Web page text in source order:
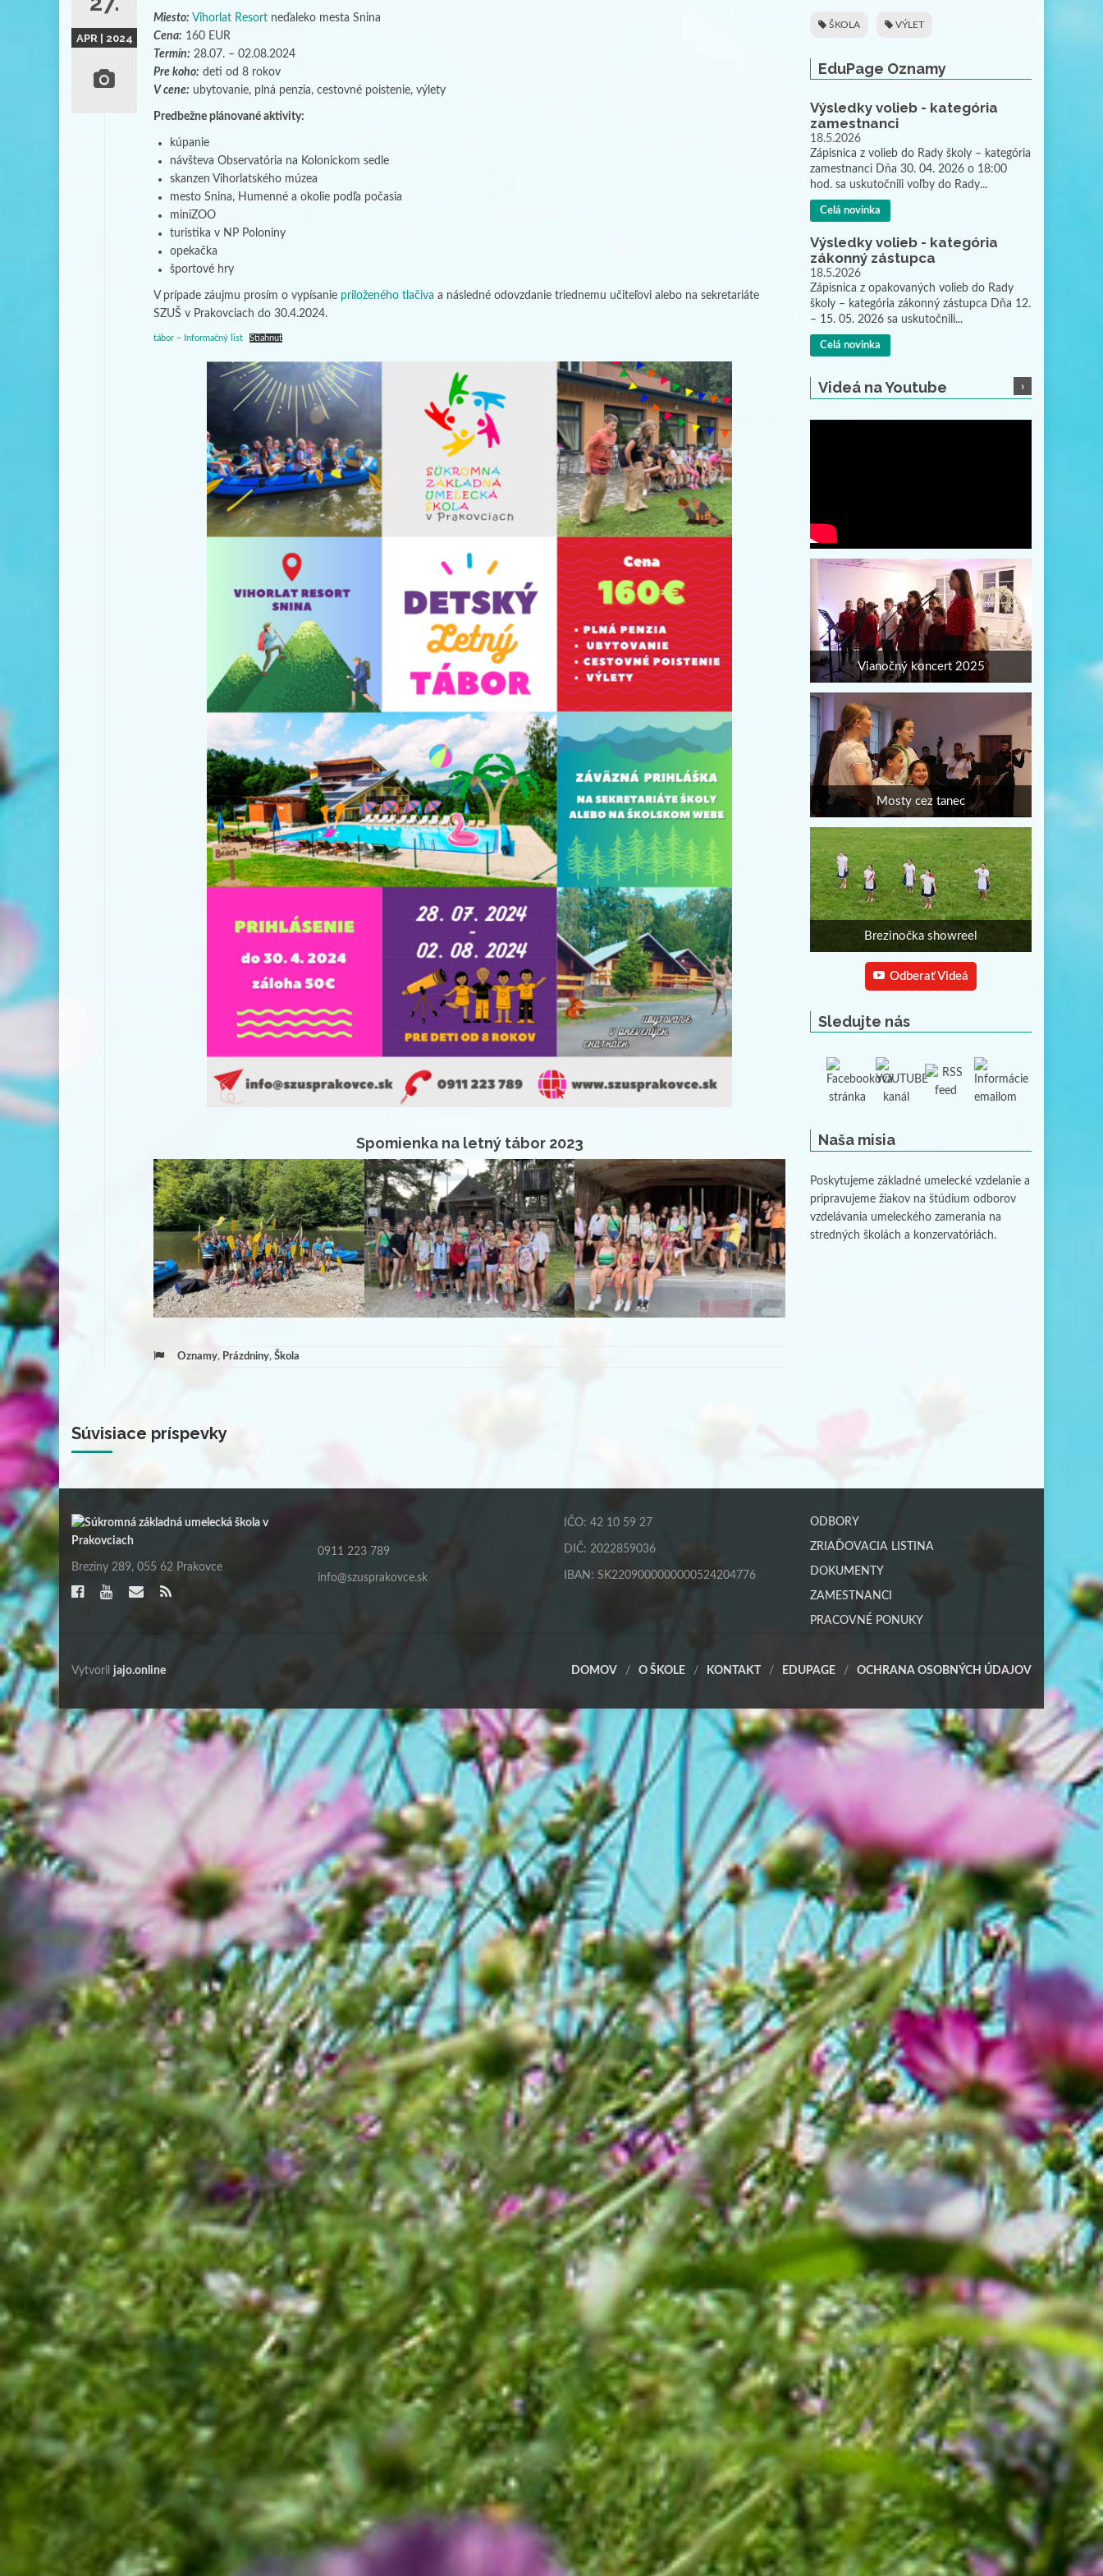
APR | 2024
Miesto: Vihorlat Resort neďaleko mesta Snina
Cena: 160 EUR
Termín: 28.07. – 02.08.2024
Pre koho: deti od 8 rokov
V cene: ubytovanie, plná penzia, cestovné poistenie, výlety
Predbežne plánované aktivity:
kúpanie
návšteva Observatória na Kolonickom sedle
skanzen Vihorlatského múzea
mesto Snina, Humenné a okolie podľa počasia
miniZOO
turistika v NP Poloniny
opekačka
športové hry
V prípade záujmu prosím o vypísanie priloženého tlačiva a následné odovzdanie triednemu učiteľovi alebo na sekretariáte
SZUŠ v Prakovciach do 30.4.2024.
tábor – Informačný list Stiahnuť
Spomienka na letný tábor 2023
Oznamy, Prázdniny, Škola
Súvisiace príspevky
ŠKOLA VÝLET
EduPage Oznamy
Výsledky volieb - kategória
zamestnanci
18.5.2026
Zápisnica z volieb do Rady školy – kategória
zamestnanci Dňa 30. 04. 2026 o 18:00
hod. sa uskutočnili voľby do Rady...
Celá novinka
Výsledky volieb - kategória
zákonný zástupca
18.5.2026
Zápisnica z opakovaných volieb do Rady
školy – kategória zákonný zástupca Dňa 12.
– 15. 05. 2026 sa uskutočnili...
Celá novinka
Videá na Youtube
Odberať Videá
Vianočný koncert 2025
Mosty cez tanec
Brezinočka showreel
Sledujte nás
Naša misia
Poskytujeme základné umelecké vzdelanie a
pripravujeme žiakov na štúdium odborov
vzdelávania umeleckého zamerania na
stredných školách a konzervatóriách.
Breziny 289, 055 62 Prakovce
0911 223 789
info@szusprakovce.sk
IČO: 42 10 59 27
DIČ: 2022859036
IBAN: SK2209000000000524204776
ODBORY
ZRIAĎOVACIA LISTINA
DOKUMENTY
ZAMESTNANCI
PRACOVNÉ PONUKY
DOMOV O ŠKOLE KONTAKT EDUPAGE OCHRANA OSOBNÝCH ÚDAJOV
Vytvoril jajo.online